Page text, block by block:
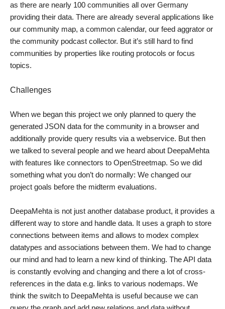
as there are nearly 100 communities all over Germany
providing their data. There are already several applications like
our community map, a common calendar, our feed aggrator or
the community podcast collector. But it’s still hard to find
communities by properties like routing protocols or focus
topics.
Challenges
When we began this project we only planned to query the
generated JSON data for the community in a browser and
additionally provide query results via a webservice. But then
we talked to several people and we heard about DeepaMehta
with features like connectors to OpenStreetmap. So we did
something what you don’t do normally: We changed our
project goals before the midterm evaluations.
DeepaMehta is not just another database product, it provides a
different way to store and handle data. It uses a graph to store
connections between items and allows to modex complex
datatypes and associations between them. We had to change
our mind and had to learn a new kind of thinking. The API data
is constantly evolving and changing and there a lot of cross-
references in the data e.g. links to various nodemaps. We
think the switch to DeepaMehta is useful because we can